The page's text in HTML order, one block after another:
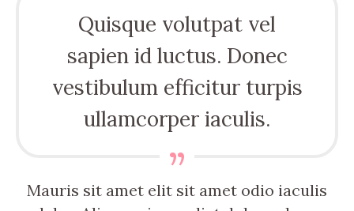
Quisque volutpat vel
sapien id luctus. Donec
vestibulum efficitur turpis
ullamcorper iaculis.
Mauris sit amet elit sit amet odio iaculis